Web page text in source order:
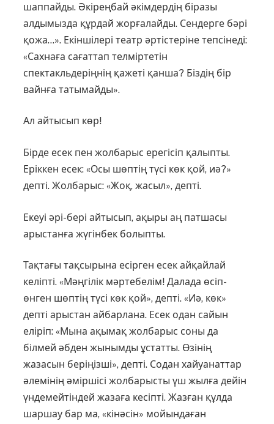
шаппайды. Әкіреңбай әкімдердің біразы
алдымызда құрдай жорғалайды. Сендерге бәрі
қожа…». Екіншілері театр әртістеріне тепсінеді:
«Сахнаға сағаттап телміртетін
спектакльдеріңнің қажеті қанша? Біздің бір
вайнға татымайды».
Ал айтысып көр!
Бірде есек пен жолбарыс ерегісіп қалыпты.
Еріккен есек: «Осы шөптің түсі көк қой, иә?»
депті. Жолбарыс: «Жоқ, жасыл», депті.
Екеуі әрі-бері айтысып, ақыры аң патшасы
арыстанға жүгінбек болыпты.
Тақтағы тақсырына есірген есек айқайлай
келіпті. «Мәңгілік мәртебелім! Далада өсіп-
өнген шөптің түсі көк қой», депті. «Иә, көк»
депті арыс­тан айбарлана. Есек одан сайын
еліріп: «Мына ақымақ жолбарыс соны да
білмей әбден жынымды ұстатты. Өзінің
жазасын беріңізші», депті. Содан хайуанаттар
әлемінің әміршісі жолбарысты үш жылға дейін
үндемейтіндей жазаға кесіпті. Жазған құлда
шаршау бар ма, «кінәсін» мойындаған